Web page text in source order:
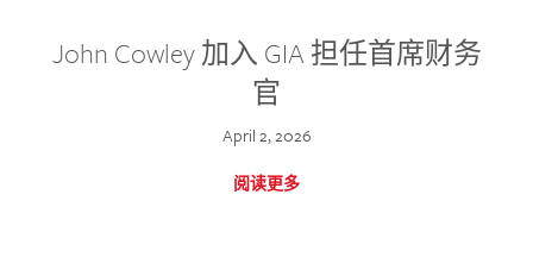
John Cowley 加入 GIA 担任首席财务
官
April 2, 2026
阅读更多